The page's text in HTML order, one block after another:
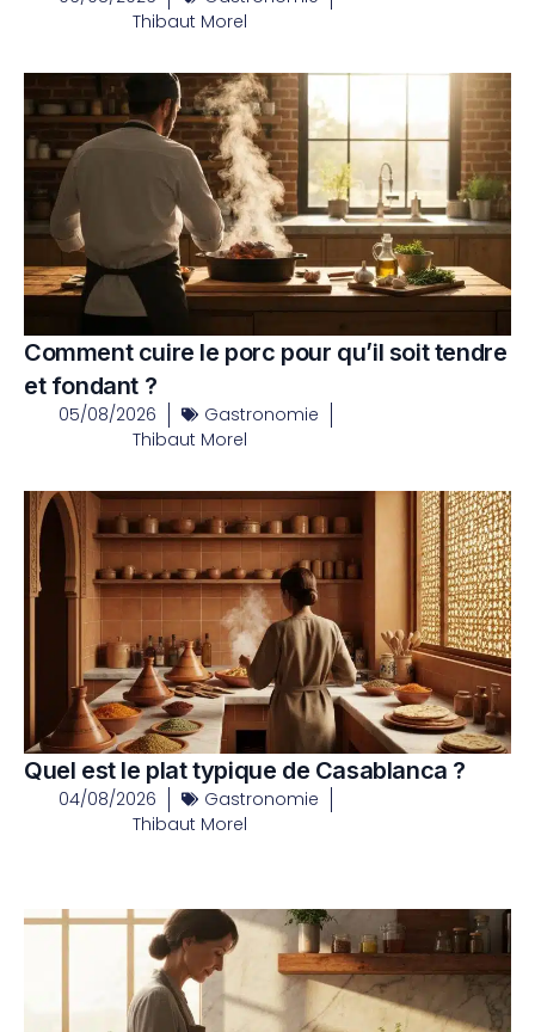
Thibaut Morel
Comment cuire le porc pour qu’il soit tendre
et fondant ?
05/08/2026
Gastronomie
Thibaut Morel
Quel est le plat typique de Casablanca ?
04/08/2026
Gastronomie
Thibaut Morel